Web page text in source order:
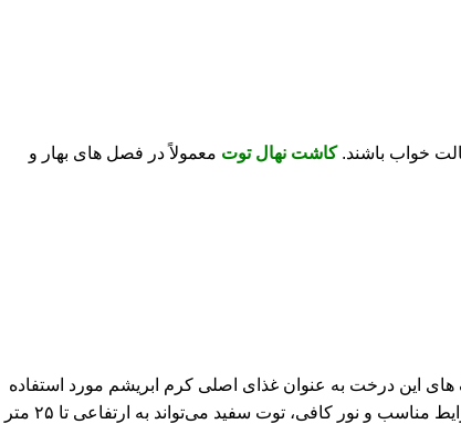
خواب باشند.کاشت نهال توت معمولاً در فصل‌ های بهار و
این درخت به عنوان غذای اصلی کرم ابریشم مورد استفاده
قرار می‌گیرند. سازگاری این درخت با شرایط آب و هوایی ایران موجب شده است که در اکثر مناطق کشور به خوبی رشد کند. در صورت وجود شرایط مناسب و نور کافی، توت سفید می‌تواند به ارتفاعی تا ۲۵ متر